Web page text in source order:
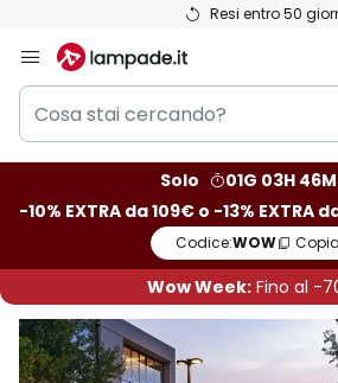
Resi entro 50
Salta
al
contenuto
Cosa
stai
cercando?
Solo
01G 03H
-10% EXTRA da 109€ o -13% EXTRA
Codice:WOW Copia
Wow Week: Fino al -